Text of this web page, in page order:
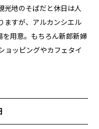
光地のそばだと休日は人
ますが、アルカンシエル
用意。もちろん新郎新婦
ョッピングやカフェタイ